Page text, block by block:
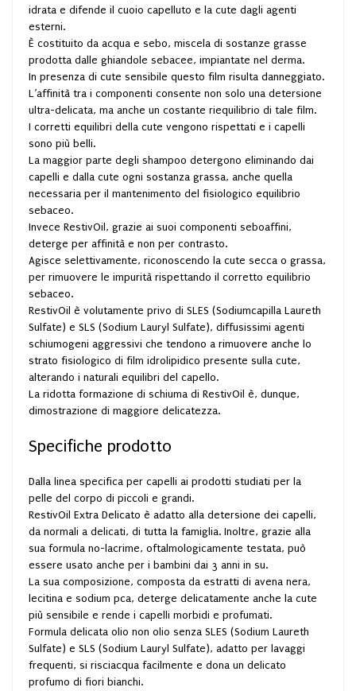
idrata e difende il cuoio capelluto e la cute dagli agenti
esterni.
È costituito da acqua e sebo, miscela di sostanze grasse
prodotta dalle ghiandole sebacee, impiantate nel derma.
In presenza di cute sensibile questo film risulta danneggiato.
L’affinità tra i componenti consente non solo una detersione
ultra-delicata, ma anche un costante riequilibrio di tale film.
I corretti equilibri della cute vengono rispettati e i capelli
sono più belli.
La maggior parte degli shampoo detergono eliminando dai
capelli e dalla cute ogni sostanza grassa, anche quella
necessaria per il mantenimento del fisiologico equilibrio
sebaceo.
Invece RestivOil, grazie ai suoi componenti seboaffini,
deterge per affinità e non per contrasto.
Agisce selettivamente, riconoscendo la cute secca o grassa,
per rimuovere le impurità rispettando il corretto equilibrio
sebaceo.
RestivOil è volutamente privo di SLES (Sodiumcapilla Laureth
Sulfate) e SLS (Sodium Lauryl Sulfate), diffusissimi agenti
schiumogeni aggressivi che tendono a rimuovere anche lo
strato fisiologico di film idrolipidico presente sulla cute,
alterando i naturali equilibri del capello.
La ridotta formazione di schiuma di RestivOil è, dunque,
dimostrazione di maggiore delicatezza.
Specifiche prodotto
Dalla linea specifica per capelli ai prodotti studiati per la
pelle del corpo di piccoli e grandi.
RestivOil Extra Delicato è adatto alla detersione dei capelli,
da normali a delicati, di tutta la famiglia. Inoltre, grazie alla
sua formula no-lacrime, oftalmologicamente testata, può
essere usato anche per i bambini dai 3 anni in su.
La sua composizione, composta da estratti di avena nera,
lecitina e sodium pca, deterge delicatamente anche la cute
più sensibile e rende i capelli morbidi e profumati.
Formula delicata olio non olio senza SLES (Sodium Laureth
Sulfate) e SLS (Sodium Lauryl Sulfate), adatto per lavaggi
frequenti, si risciacqua facilmente e dona un delicato
profumo di fiori bianchi.